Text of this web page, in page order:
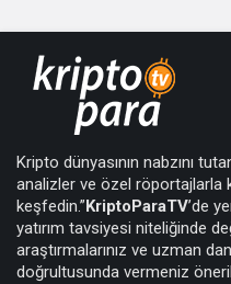
Kripto dünyasının nabzını
analizler ve özel röportajlarla
keşfedin.” KriptoParaTV’de
yatırım tavsiyesi niteliğinde
araştırmalarınız ve uzman
doğrultusunda vermeniz